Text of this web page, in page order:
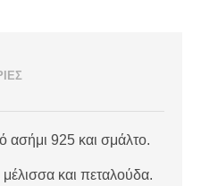
ασήμι 925 και σμάλτο.
και πεταλούδα.